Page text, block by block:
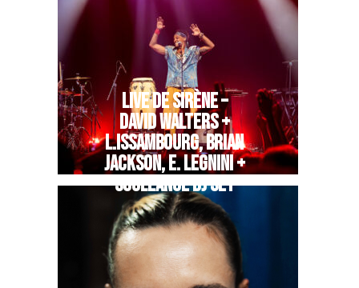
LIVE DE SIRÈNE –
DAVID WALTERS +
L.ISSAMBOURG, BRIAN
JACKSON, E. LEGNINI +
SOULEANCE DJ SET